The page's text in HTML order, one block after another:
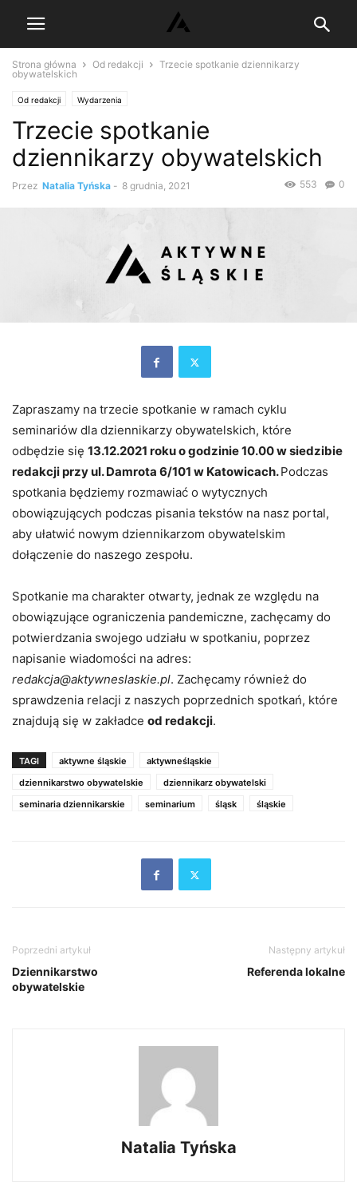
Strona główna Od redakcji
Trzecie spotkanie dziennikarzy
obywatelskich
Od redakcji Wydarzenia
Trzecie spotkanie
dziennikarzy obywatelskich
Przez Natalia Tyńska - 8 grudnia, 2021 0
553
Zapraszamy na trzecie spotkanie w ramach cyklu
seminariów dla dziennikarzy obywatelskich, które
odbędzie się 13.12.2021 roku o godzinie 10.00 w siedzibie
redakcji przy ul. Damrota 6/101 w Katowicach.Podczas
spotkania będziemy rozmawiać o wytycznych
obowiązujących podczas pisania tekstów na nasz portal,
aby ułatwić nowym dziennikarzom obywatelskim
dołączenie do naszego zespołu.
Spotkanie ma charakter otwarty, jednak ze względu na
obowiązujące ograniczenia pandemiczne, zachęcamy do
potwierdzania swojego udziału w spotkaniu, poprzez
napisanie wiadomości na adres:
redakcja@aktywneslaskie.pl. Zachęcamy również do
sprawdzenia relacji z naszych poprzednich spotkań, które
znajdują się w zakładce od redakcji.
TAGI aktywne śląskie
aktywneśląskie
dziennikarstwo obywatelskie
dziennikarz obywatelski
seminaria dziennikarskie
seminarium śląsk śląskie
Poprzedni artykuł
Dziennikarstwo
obywatelskie
Następny artykuł
Referenda lokalne
Natalia Tyńska